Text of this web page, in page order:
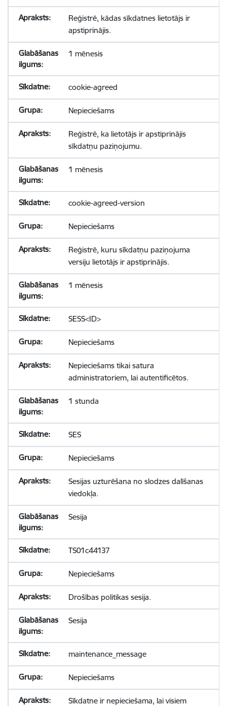
Reģistrē, kādas sīkdatnes lietotājs ir
apstiprinājis.
1 mēnesis
cookie-agreed
Nepieciešams
Reģistrē, ka lietotājs ir apstiprinājis
sīkdatņu paziņojumu.
1 mēnesis
cookie-agreed-version
Nepieciešams
Reģistrē, kuru sīkdatņu paziņojuma
versiju lietotājs ir apstiprinājis.
1 mēnesis
SESS<ID>
Nepieciešams
Nepieciešams tikai satura
administratoriem, lai autentificētos.
1 stunda
SES
Nepieciešams
Sesijas uzturēšana no slodzes dalīšanas
viedokļa.
Sesija
TS01c44137
Nepieciešams
Drošības politikas sesija.
Sesija
maintenance_message
Nepieciešams
Sīkdatne ir nepieciešama, lai visiem